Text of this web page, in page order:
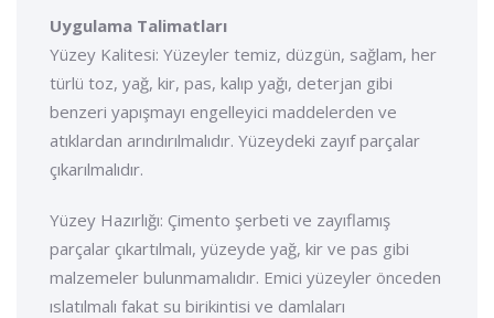
Uygulama Talimatları
Yüzey Kalitesi: Yüzeyler temiz, düzgün, sağlam, her
türlü toz, yağ, kir, pas, kalıp yağı, deterjan gibi
benzeri yapışmayı engelleyici maddelerden ve
atıklardan arındırılmalıdır. Yüzeydeki zayıf parçalar
çıkarılmalıdır.
Yüzey Hazırlığı: Çimento şerbeti ve zayıflamış
parçalar çıkartılmalı, yüzeyde yağ, kir ve pas gibi
malzemeler bulunmamalıdır. Emici yüzeyler önceden
ıslatılmalı fakat su birikintisi ve damlaları